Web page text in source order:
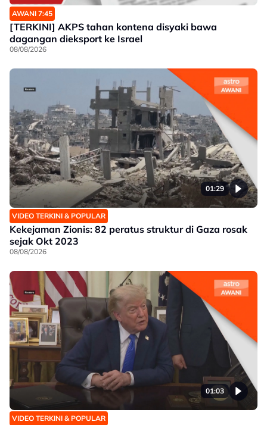
AWANI 7:45
[TERKINI] AKPS tahan kontena disyaki bawa
dagangan dieksport ke Israel
08/08/2026
01:29
VIDEO TERKINI & POPULAR
Kekejaman Zionis: 82 peratus struktur di Gaza rosak
sejak Okt 2023
08/08/2026
01:03
VIDEO TERKINI & POPULAR